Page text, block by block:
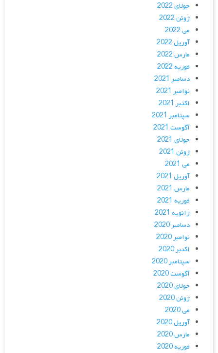
جولای 2022
ژوئن 2022
می 2022
آوریل 2022
مارس 2022
فوریه 2022
دسامبر 2021
نوامبر 2021
اکتبر 2021
سپتامبر 2021
آگوست 2021
جولای 2021
ژوئن 2021
می 2021
آوریل 2021
مارس 2021
فوریه 2021
ژانویه 2021
دسامبر 2020
نوامبر 2020
اکتبر 2020
سپتامبر 2020
آگوست 2020
جولای 2020
ژوئن 2020
می 2020
آوریل 2020
مارس 2020
فوریه 2020